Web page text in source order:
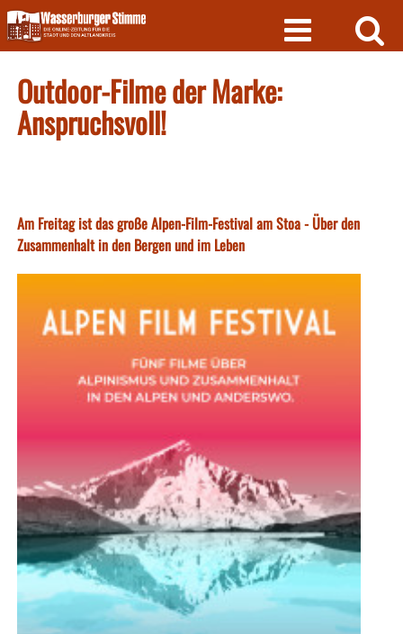
Skip
to
content
Outdoor-Filme der Marke:
Anspruchsvoll!
Am Freitag ist das große Alpen-Film-Festival am Stoa - Über den
Zusammenhalt in den Bergen und im Leben